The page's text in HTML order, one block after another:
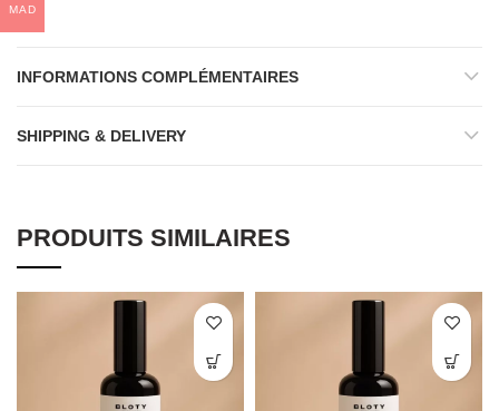
INFORMATIONS COMPLÉMENTAIRES
SHIPPING & DELIVERY
PRODUITS SIMILAIRES
MAD